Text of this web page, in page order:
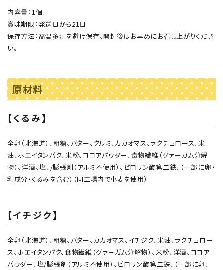
内容量：1個
賞味期限：発送日から21日
保存方法：高温多湿を避け保存、開封後はお早めにお召し上がりくださ
い。
原材料
【くるみ】
全卵（北海道）、粗糖、バター、クルミ、カカオマス、ラクチュロース、米
油、ホエイタンパク、米粉、ココアパウダー、食物繊維（グァーガム分解
物）、洋酒、塩、/膨張剤（アルミ不使用）、ピロリン酸第二鉄、（一部に卵・
乳成分・くるみを含む）（同工場内で小麦を使用）
【イチジク】
全卵（北海道）、粗糖、バター、カカオマス、イチジク、米油、ラクチュロー
ス、ホエイタンパク、食物繊維（グァーガム分解物）、米粉、洋酒、ココア
パウダー、塩/膨張剤（アルミ不使用）、ピロリン酸第二鉄、（一部に卵、